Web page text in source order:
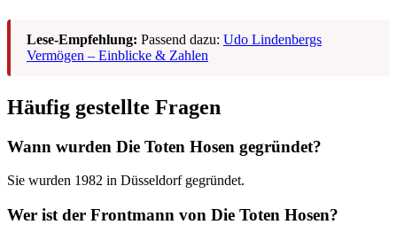
Lese-Empfehlung: Passend dazu: Udo Lindenbergs
Vermögen – Einblicke & Zahlen
Häufig gestellte Fragen
Wann wurden Die Toten Hosen gegründet?
Sie wurden 1982 in Düsseldorf gegründet.
Wer ist der Frontmann von Die Toten Hosen?